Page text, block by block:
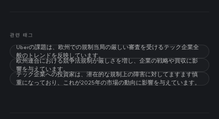
관련 태그
Uberの課題は、欧州での規制当局の厳しい審査を受けるテック企業全
般のトレンドを反映しています。
欧州連合における競争法規制が厳しさを増し、企業の戦略や買収に影
響を与えています。
テック企業への投資家は、潜在的な規制上の障害に対してますます慎
重になっており、これが2025年の市場の動向に影響を与えています。